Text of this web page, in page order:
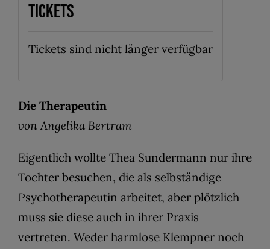
Tickets
Tickets sind nicht länger verfügbar
Die Therapeutin
von Angelika Bertram
Eigentlich wollte Thea Sundermann nur ihre
Tochter besuchen, die als selbständige
Psychotherapeutin arbeitet, aber plötzlich
muss sie diese auch in ihrer Praxis
vertreten. Weder harmlose Klempner noch